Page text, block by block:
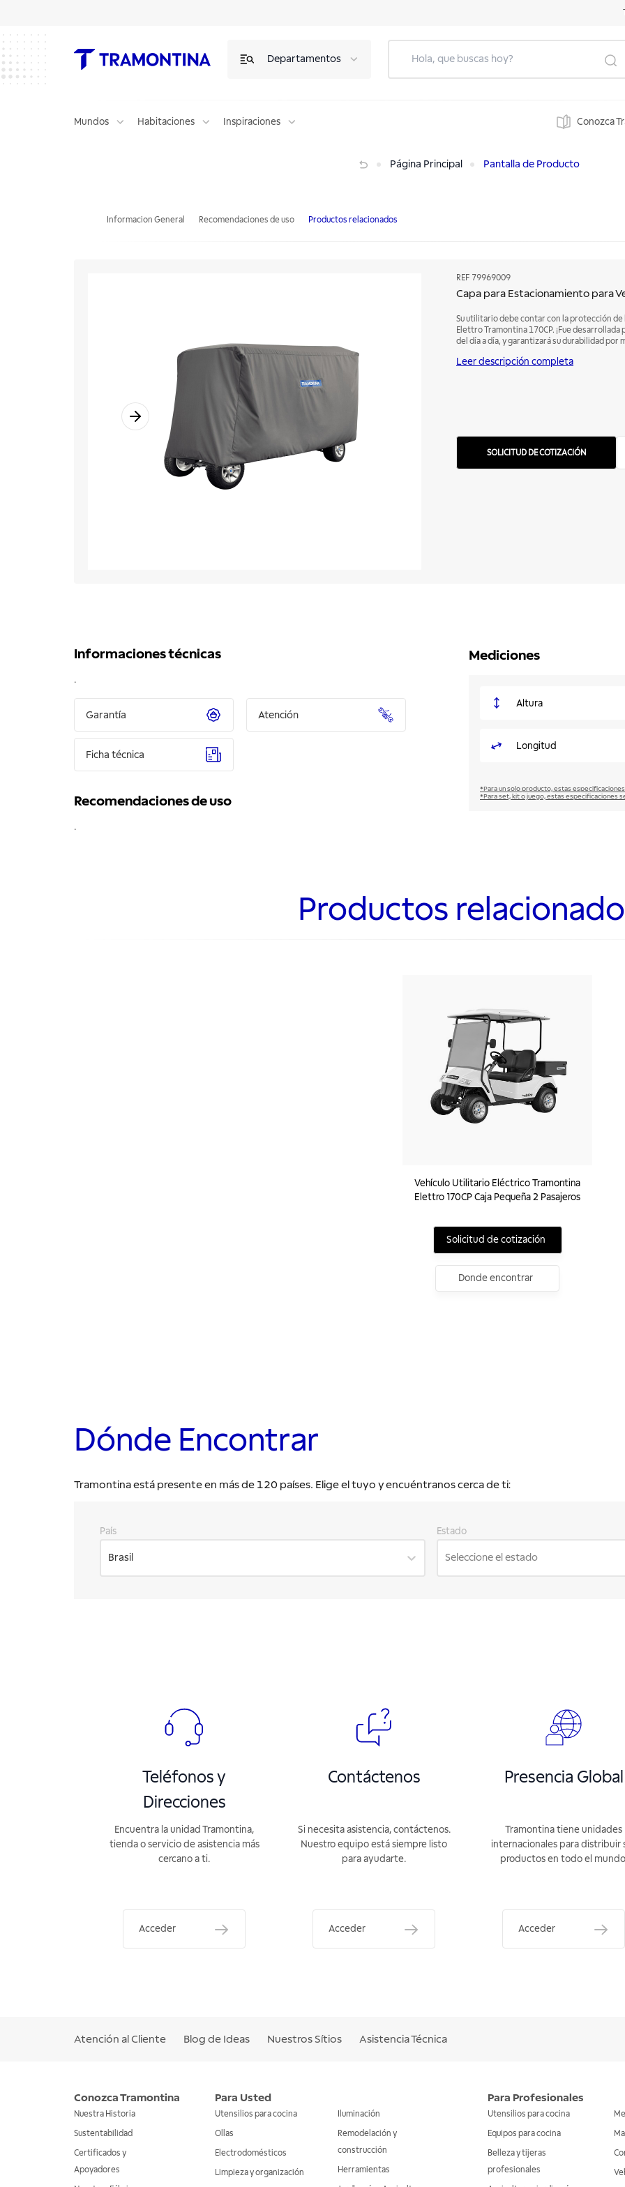
Departamentos
Mundos Habitaciones Inspiraciones Conozca
Página Principal Pantalla de Producto
Informacion General Recomendaciones de uso Productos relacionados
REF 79969009
Capa para Estacionamiento para
Su utilitario debe contar con la protección
Elettro Tramontina 170CP. ¡Fue
del día a día, y garantizará su durabilidad por
Leer descripción completa
SOLICITUD DE COTIZACIÓN
Informaciones técnicas
.
Garantía Atención
Ficha técnica
Recomendaciones de uso
.
Mediciones
Altura
Longitud
*Para un solo producto, estas
*Para set, kit o juego, estas especificaciones
Productos
Vehículo Utilitario Eléctrico Tramontina
Elettro 170CP Caja Pequeña 2 Pasajeros
Solicitud de cotización
Donde encontrar
Dónde Encontrar
Tramontina está presente en más de 120 países. Elige el tuyo y encuéntranos cerca de ti:
País
Brasil
Estado
Seleccione el estado
Teléfonos y
Direcciones
Encuentra la unidad Tramontina,
tienda o servicio de asistencia más
cercano a ti.
Acceder
Contáctenos
Si necesita asistencia, contáctenos.
Nuestro equipo está siempre listo
para ayudarte.
Acceder
Presencia Global
Tramontina tiene unidades
internacionales para distribuir
productos en todo el
Acceder
Atención al Cliente Blog de Ideas Nuestros Sítios Asistencia Técnica
Conozca Tramontina
Nuestra Historia
Sustentabilidad
Certificados y
Apoyadores
Para Usted
Utensilios para cocina
Ollas
Electrodomésticos
Limpieza y organización
Iluminación
Remodelación y
construcción
Herramientas
Para Profesionales
Utensilios para cocina
Equipos para cocina
Belleza y tijeras
profesionales